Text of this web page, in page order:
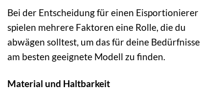
Bei der Entscheidung für einen Eisportionierer
spielen mehrere Faktoren eine Rolle, die du
abwägen solltest, um das für deine Bedürfnisse
am besten geeignete Modell zu finden.
Material und Haltbarkeit